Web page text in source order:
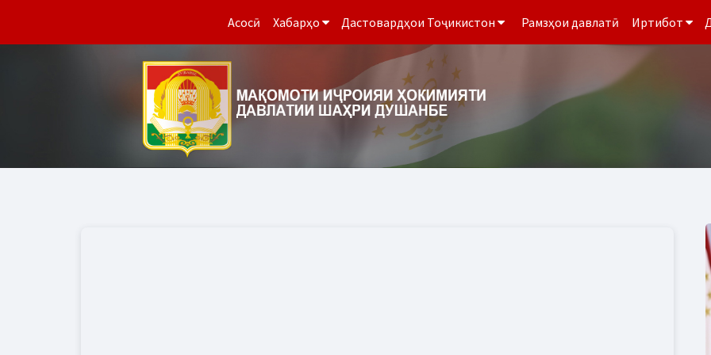
Асосӣ Хабарҳо Дастовардҳои Тоҷикистон Рамзҳои давлатӣ Иртибот